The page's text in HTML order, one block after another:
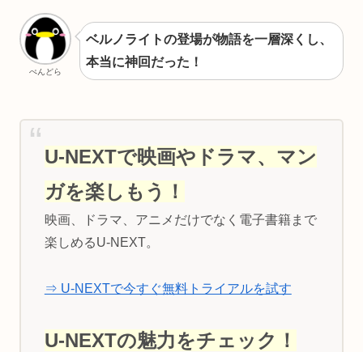
ぺんどら
ベルノライトの登場が物語を一層深くし、
本当に神回だった！
U-NEXTで映画やドラマ、マン
ガを楽しもう！
映画、ドラマ、アニメだけでなく電子書籍まで
楽しめるU-NEXT。
⇒ U-NEXTで今すぐ無料トライアルを試す
U-NEXTの魅力をチェック！